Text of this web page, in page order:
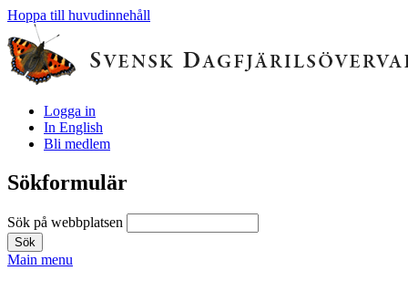
Hoppa till huvudinnehåll
Logga in
In English
Bli medlem
Sökformulär
Sök på webbplatsen
Main menu